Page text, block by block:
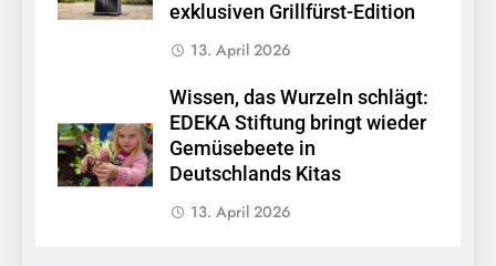
exklusiven Grillfürst-Edition
13. April 2026
Wissen, das Wurzeln schlägt:
EDEKA Stiftung bringt wieder
Gemüsebeete in
Deutschlands Kitas
13. April 2026